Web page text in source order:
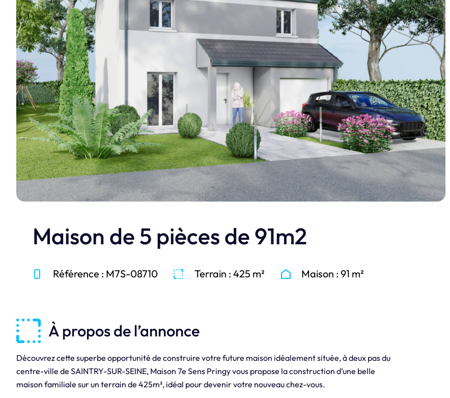
réalisations en photos.
Je découvre
Maison de 5 pièces de 91m2
Référence : M7S-08710 Terrain : 425 m² Maison : 91 m²
À propos de l’annonce
Découvrez cette superbe opportunité de construire votre future maison idéalement située, à deux pas du
centre-ville de SAINTRY-SUR-SEINE, Maison 7e Sens Pringy vous propose la construction d’une belle
maison familiale sur un terrain de 425m², idéal pour devenir votre nouveau chez-vous.